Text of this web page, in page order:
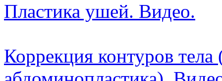
Пластика ушей. Видео.
Коррекция контуров